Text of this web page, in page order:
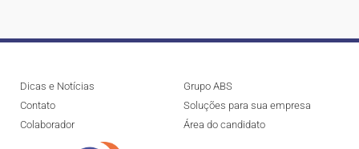
Grupo ABS
Soluções para sua empresa
Área do candidato
Dicas e Notícias
Contato
Colaborador